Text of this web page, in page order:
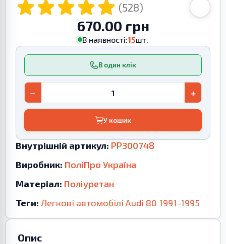
(528)
670.00 грн
В наявності:15шт.
В один клік
− +
У кошик
Внутрішній артикул: PP300748
Виробник: ПоліПро Україна
Матеріал: Поліуретан
Теги: Легкові автомобілі Audi 80 1991-1995
Опис